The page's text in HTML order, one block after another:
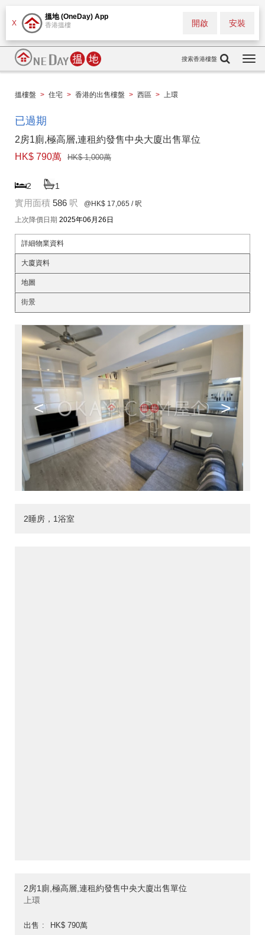
X
搵地 (OneDay) App
香港搵樓 安裝
開啟
搜索香港樓盤
搵樓盤 > 住宅 > 香港的出售樓盤 > 西區 > 上環
已過期
2房1廁,極高層,連租約發售中央大廈出售單位
HK$ 790萬
HK$ 1,000萬
2 1
實用面積 586 呎 @HK$ 17,065 / 呎
上次降價日期 2025年06月26日
詳細物業資料
大廈資料
地圖
街景
< >
2睡房，1浴室
2房1廁,極高層,連租約發售中央大廈出售單位
上環
出售
HK$ 790萬